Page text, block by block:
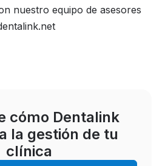
nuestro equipo de asesores
cómo Dentalink
la gestión de tu
clínica